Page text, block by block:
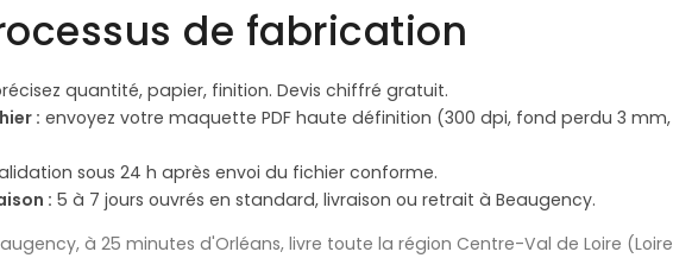
de fabrication
quantité, papier, finition. Devis chiffré gratuit.
: envoyez votre maquette PDF haute définition (300 dpi, fond perdu 3
sous 24 h après envoi du fichier conforme.
: 5 à 7 jours ouvrés en standard, livraison ou retrait à Beaugency.
à 25 minutes d'Orléans, livre toute la région Centre-Val de Loire